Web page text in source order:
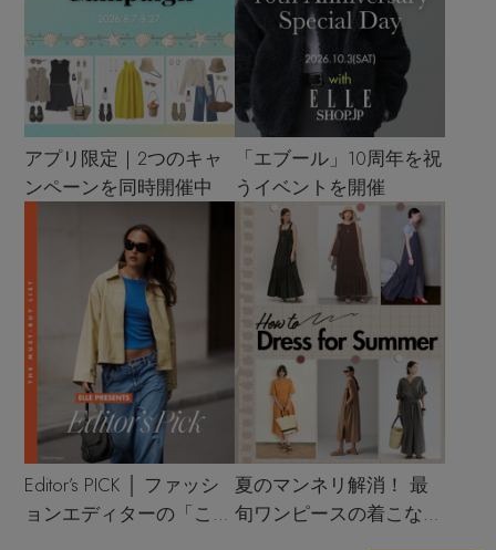
アプリ限定｜2つのキャ
ンペーンを同時開催中
「エブール」10周年を祝
うイベントを開催
Editor’s PICK │ ファッシ
ョンエディターの「これ
夏のマンネリ解消！ 最
旬ワンピースの着こなし